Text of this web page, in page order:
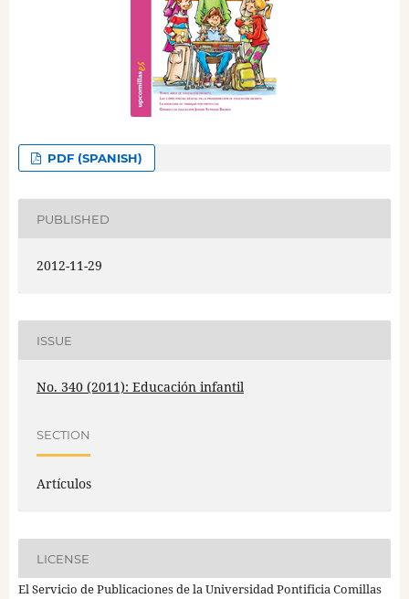
PDF (SPANISH)
PUBLISHED
2012-11-29
ISSUE
No. 340 (2011): Educación infantil
SECTION
Artículos
LICENSE
El Servicio de Publicaciones de la Universidad Pontificia Comillas